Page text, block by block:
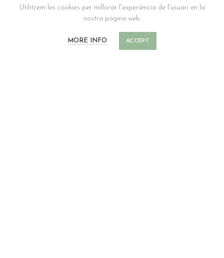
Utilitzem les cookies per millorar l'experiència de l'usuari en la
nostra pàgina web.
MORE INFO ACCEPT